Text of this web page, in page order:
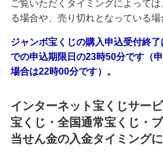
みずほ銀行店舗・ATM
みずほATM宝くじサービス
発売スケジュール
ご覧いただくタイミングによって
る場合や、売り切れとなっている場
ジャンボ宝くじの購入申込受付終
での申込期限日の23時50分です（
場合は22時00分です）。
インターネット宝くじサー
宝くじ・全国通常宝くじ・
当せん金の入金タイミング